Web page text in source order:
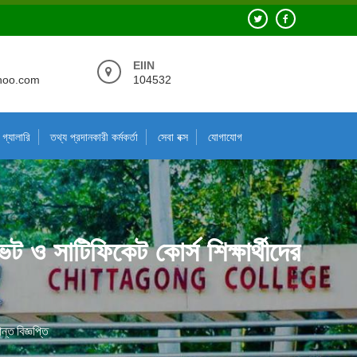
EIIN
104532
গ্যালারি তথ্য প্রদানকারী কর্মকর্তা সেবা বক্স যোগাযোগ
সাটিফিকেট কোর্স শিক্ষার্থীদের
বিজ্ঞপ্তি